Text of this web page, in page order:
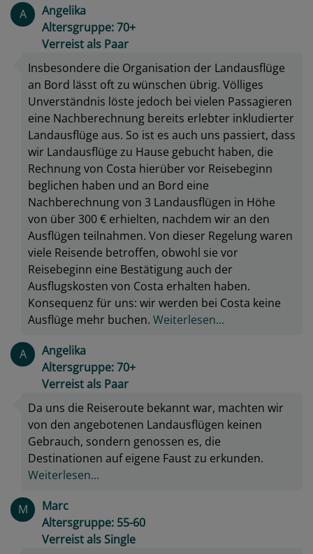
A
Angelika
Altersgruppe: 70+
Verreist als Paar
Insbesondere die Organisation der Landausflüge
an Bord lässt oft zu wünschen übrig. Völliges
Unverständnis löste jedoch bei vielen Passagieren
eine Nachberechnung bereits erlebter inkludierter
Landausflüge aus. So ist es auch uns passiert, dass
wir Landausflüge zu Hause gebucht haben, die
Rechnung von Costa hierüber vor Reisebeginn
beglichen haben und an Bord eine
Nachberechnung von 3 Landausflügen in Höhe
von über 300 € erhielten, nachdem wir an den
Ausflügen teilnahmen. Von dieser Regelung waren
viele Reisende betroffen, obwohl sie vor
Reisebeginn eine Bestätigung auch der
Ausflugskosten von Costa erhalten haben.
Konsequenz für uns: wir werden bei Costa keine
Ausflüge mehr buchen. Weiterlesen...
A
Angelika
Altersgruppe: 70+
Verreist als Paar
Da uns die Reiseroute bekannt war, machten wir
von den angebotenen Landausflügen keinen
Gebrauch, sondern genossen es, die
Destinationen auf eigene Faust zu erkunden.
Weiterlesen...
M
Marc
Altersgruppe: 55-60
Verreist als Single